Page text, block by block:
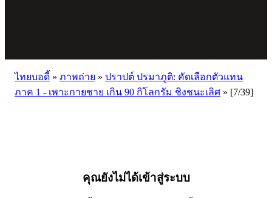
ไทยบอดี้ » ภาพถ่าย » ปราปต์ ปรมาภูติ: คัดเลือกตัวแทน
ภาค 1 - เพาะกายชาย เกิน 90 กิโลกรัม ชิงชนะเลิศ » [7/39]
คุณยังไม่ได้เข้าสู่ระบบ